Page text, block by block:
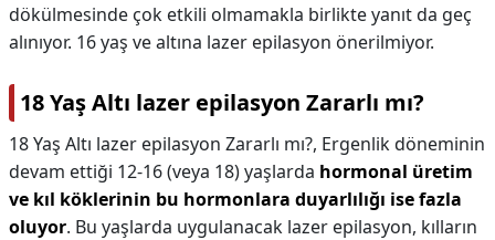
dökülmesinde çok etkili olmamakla birlikte yanıt da geç
alınıyor. 16 yaş ve altına lazer epilasyon önerilmiyor.
18 Yaş Altı lazer epilasyon Zararlı mı?
18 Yaş Altı lazer epilasyon Zararlı mı?, Ergenlik döneminin
devam ettiği 12-16 (veya 18) yaşlarda hormonal üretim
ve kıl köklerinin bu hormonlara duyarlılığı ise fazla
oluyor. Bu yaşlarda uygulanacak lazer epilasyon, kılların